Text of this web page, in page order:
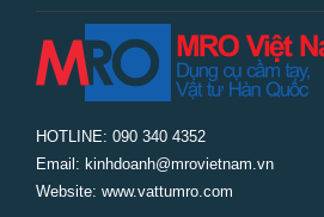
HOTLINE: 090 340 4352
Email: kinhdoanh@mrovietnam.vn
Website: www.vattumro.com